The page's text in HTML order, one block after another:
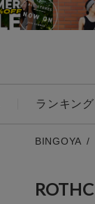
ランキング
BINGOYA